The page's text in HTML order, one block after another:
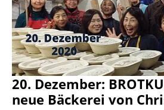
20. Dezember:
neue Bäckerei von